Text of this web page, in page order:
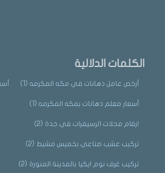
الكلمات الدلالية
أرخص عامل دهانات في مكه المكرمه(1)
أسعار معلم دهانات بمكه المكرمه(1)
ارقام محلات الرسيفرات في جدة (2)
تركيب عشب صناعي بخميس مشيط (2)
تركيب غرف نوم ايكيا بالمدينة المنورة (2)